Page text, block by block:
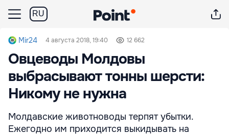
RU
Mir24 4 августа 2018, 19:40 12 662
Овцеводы Молдовы
выбрасывают тонны шерсти:
Никому не нужна
Молдавские животноводы терпят убытки.
Ежегодно им приходится выкидывать на